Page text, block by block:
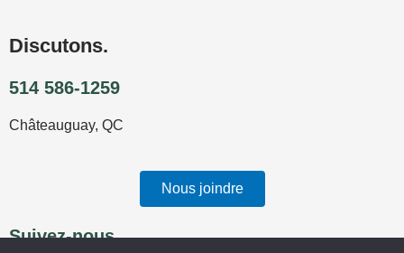
Discutons.
514 586-1259
Châteauguay, QC
Nous joindre
Suivez-nous